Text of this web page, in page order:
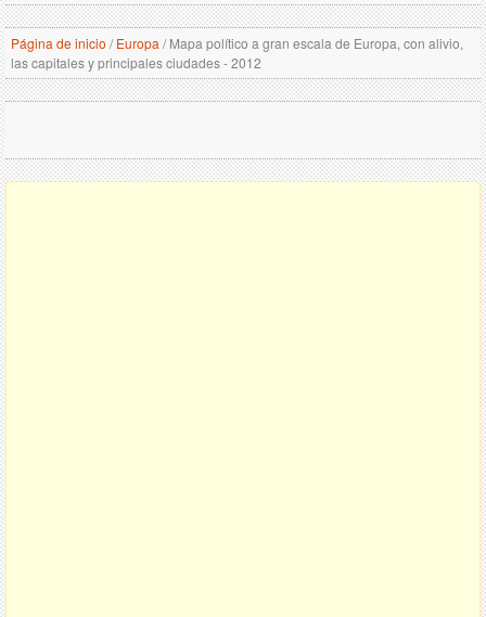
Página de inicio / Europa /Mapa político a gran escala de Europa, con alivio,
las capitales y principales ciudades - 2012